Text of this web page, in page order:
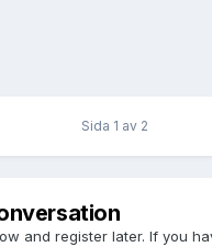
Sida 1 av 2
and register later. If you